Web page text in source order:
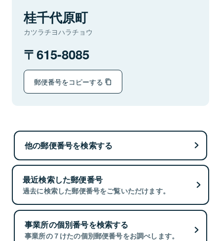
桂千代原町
カツラチヨハラチョウ
615-8085
郵便番号をコピーする
他の郵便番号を検索する
最近検索した郵便番号
過去に検索した郵便番号をご覧いただけます。
事業所の個別番号を検索する
事業所の７けたの個別郵便番号をお調べします。